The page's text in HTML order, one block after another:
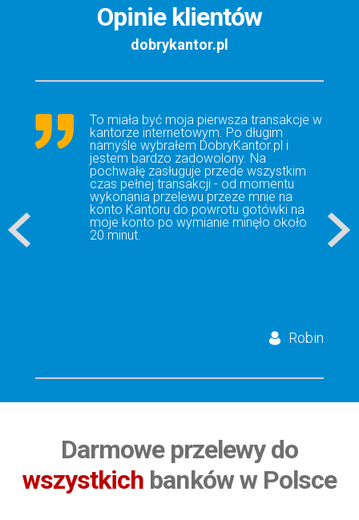
Opinie klientów
dobrykantor.pl
Świetny kantor. Szybko, łatwo i
bezpiecznie wymieniam walutę już od
kilku lat. Zawsze jak miałam jakieś
wątpliwości lub pytania, bez problemu
mogłam skontaktować się z obsługą
kantoru, która za każdym razem był
uprzejma i pomocna. Polecam
współpracę z czystym sumieniem!
mki
Darmowe przelewy do
wszystkich banków w Polsce